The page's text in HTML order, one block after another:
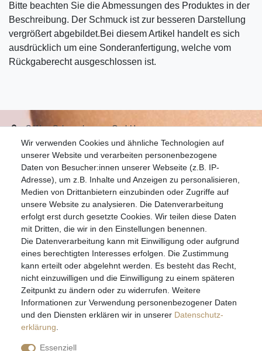
Bitte beachten Sie die Abmessungen des Produktes in der
Beschreibung. Der Schmuck ist zur besseren Darstellung
vergrößert abgebildet.Bei diesem Artikel handelt es sich
ausdrücklich um eine Sonderanfertigung, welche vom
Rückgaberecht ausgeschlossen ist.
Wir verwenden Cookies und ähnliche Technologien auf
unserer Website und verarbeiten personenbezogene
Daten von Besucher:innen unserer Webseite (z.B. IP-
Adresse), um z.B. Inhalte und Anzeigen zu personalisieren,
Medien von Drittanbietern einzubinden oder Zugriffe auf
unsere Website zu analysieren. Die Datenverarbeitung
erfolgt erst durch gesetzte Cookies. Wir teilen diese Daten
mit Dritten, die wir in den Einstellungen benennen.
Die Datenverarbeitung kann mit Einwilligung oder aufgrund
eines berechtigten Interesses erfolgen. Die Zustimmung
kann erteilt oder abgelehnt werden. Es besteht das Recht,
nicht einzuwilligen und die Einwilligung zu einem späteren
Zeitpunkt zu ändern oder zu widerrufen. Weitere
Informationen zur Verwendung personenbezogener Daten
und den Diensten erklären wir in unserer Daten­schutz­
erklärung
Essenziell
S.W.w. Schmuckwaren GmbH
07051-9608828
info@schmuckador.de
Montag bis Freitag 8.30 – 12.00 Uhr und 13.30 bis 17.30 Uhr
Widerrufs­recht Widerrufs­formular Impressum
Daten­schutz­erklärung AGB
E-MAIL **
Hiermit bestätige ich, dass ich die